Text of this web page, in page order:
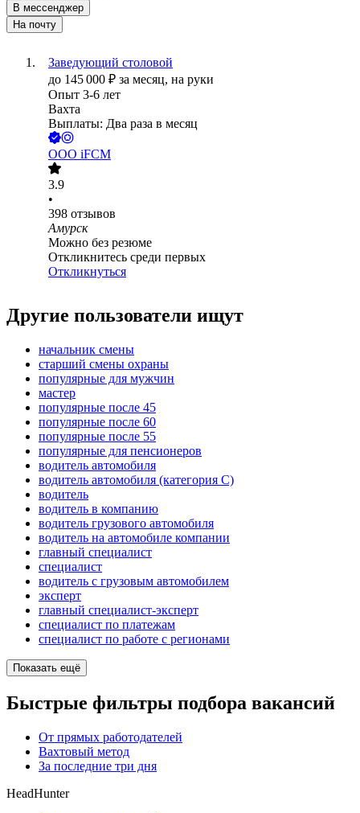
В мессенджер
На почту
Заведующий столовой
до 145 000 ₽ за месяц, на руки
Опыт 3-6 лет
Вахта
Выплаты: Два раза в месяц
ООО iFCM
3.9
•
398 отзывов
Амурск
Можно без резюме
Откликнитесь среди первых
Откликнуться
Другие пользователи ищут
начальник смены
старший смены охраны
популярные для мужчин
мастер
популярные после 45
популярные после 60
популярные после 55
популярные для пенсионеров
водитель автомобиля
водитель автомобиля (категория C)
водитель
водитель в компанию
водитель грузового автомобиля
водитель на автомобиле компании
главный специалист
специалист
водитель с грузовым автомобилем
эксперт
главный специалист-эксперт
специалист по платежам
специалист по работе с регионами
Показать ещё
Быстрые фильтры подбора вакансий
От прямых работодателей
Вахтовый метод
За последние три дня
HeadHunter